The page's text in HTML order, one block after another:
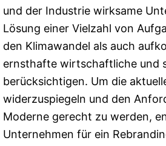
und der Industrie wirksame
Lösung einer Vielzahl von
den Klimawandel als auch
ernsthafte wirtschaftliche und
berücksichtigen. Um die
widerzuspiegeln und den
Moderne gerecht zu werden,
Unternehmen für ein